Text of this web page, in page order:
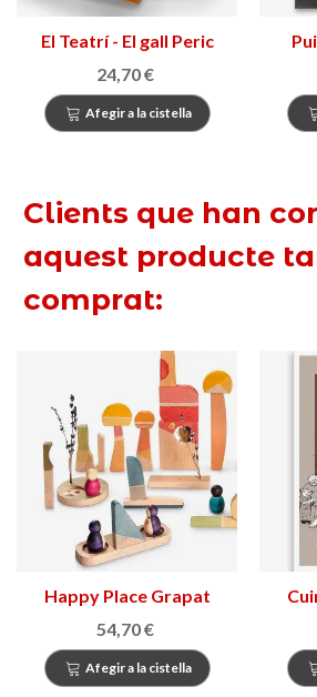
El Teatrí - El gall Peric
24,70 €
Afegir a la cistella
Clients que han
aquest producte
comprat:
Happy Place Grapat
54,70 €
Afegir a la cistella